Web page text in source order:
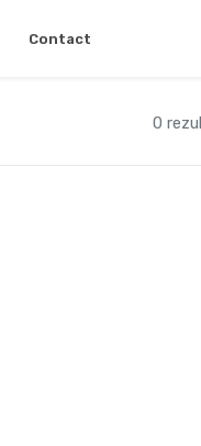
Contact
0